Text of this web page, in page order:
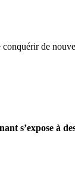
de
s’expose à